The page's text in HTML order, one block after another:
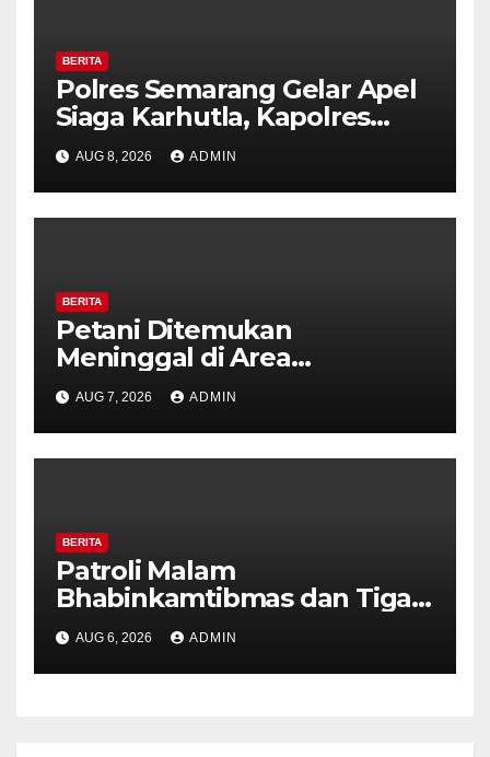
BERITA
Polres Semarang Gelar Apel
Siaga Karhutla, Kapolres
Tekankan Sinergi dan
Kesiapsiagaan Hadapi Musim
Kemarau.
AUG 8, 2026 ADMIN
BERITA
Petani Ditemukan
Meninggal di Area
Persawahan Kalibeji, Polisi
Pastikan Tidak Ada Tanda
Kekerasan
AUG 7, 2026 ADMIN
BERITA
Patroli Malam
Bhabinkamtibmas dan Tiga
Pilar Kelurahan Ungaran
Perkuat Kamtibmas, Warga
Diajak Aktifkan Ronda
AUG 6, 2026 ADMIN